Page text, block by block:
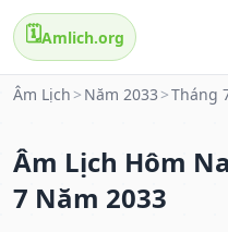
🗓️Amlich.org
Âm Lịch > Năm 2033 >Tháng
Âm Lịch Hôm
7 Năm 2033